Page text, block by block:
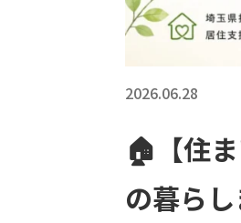
2026.06.28
🏠【住
の暮ら